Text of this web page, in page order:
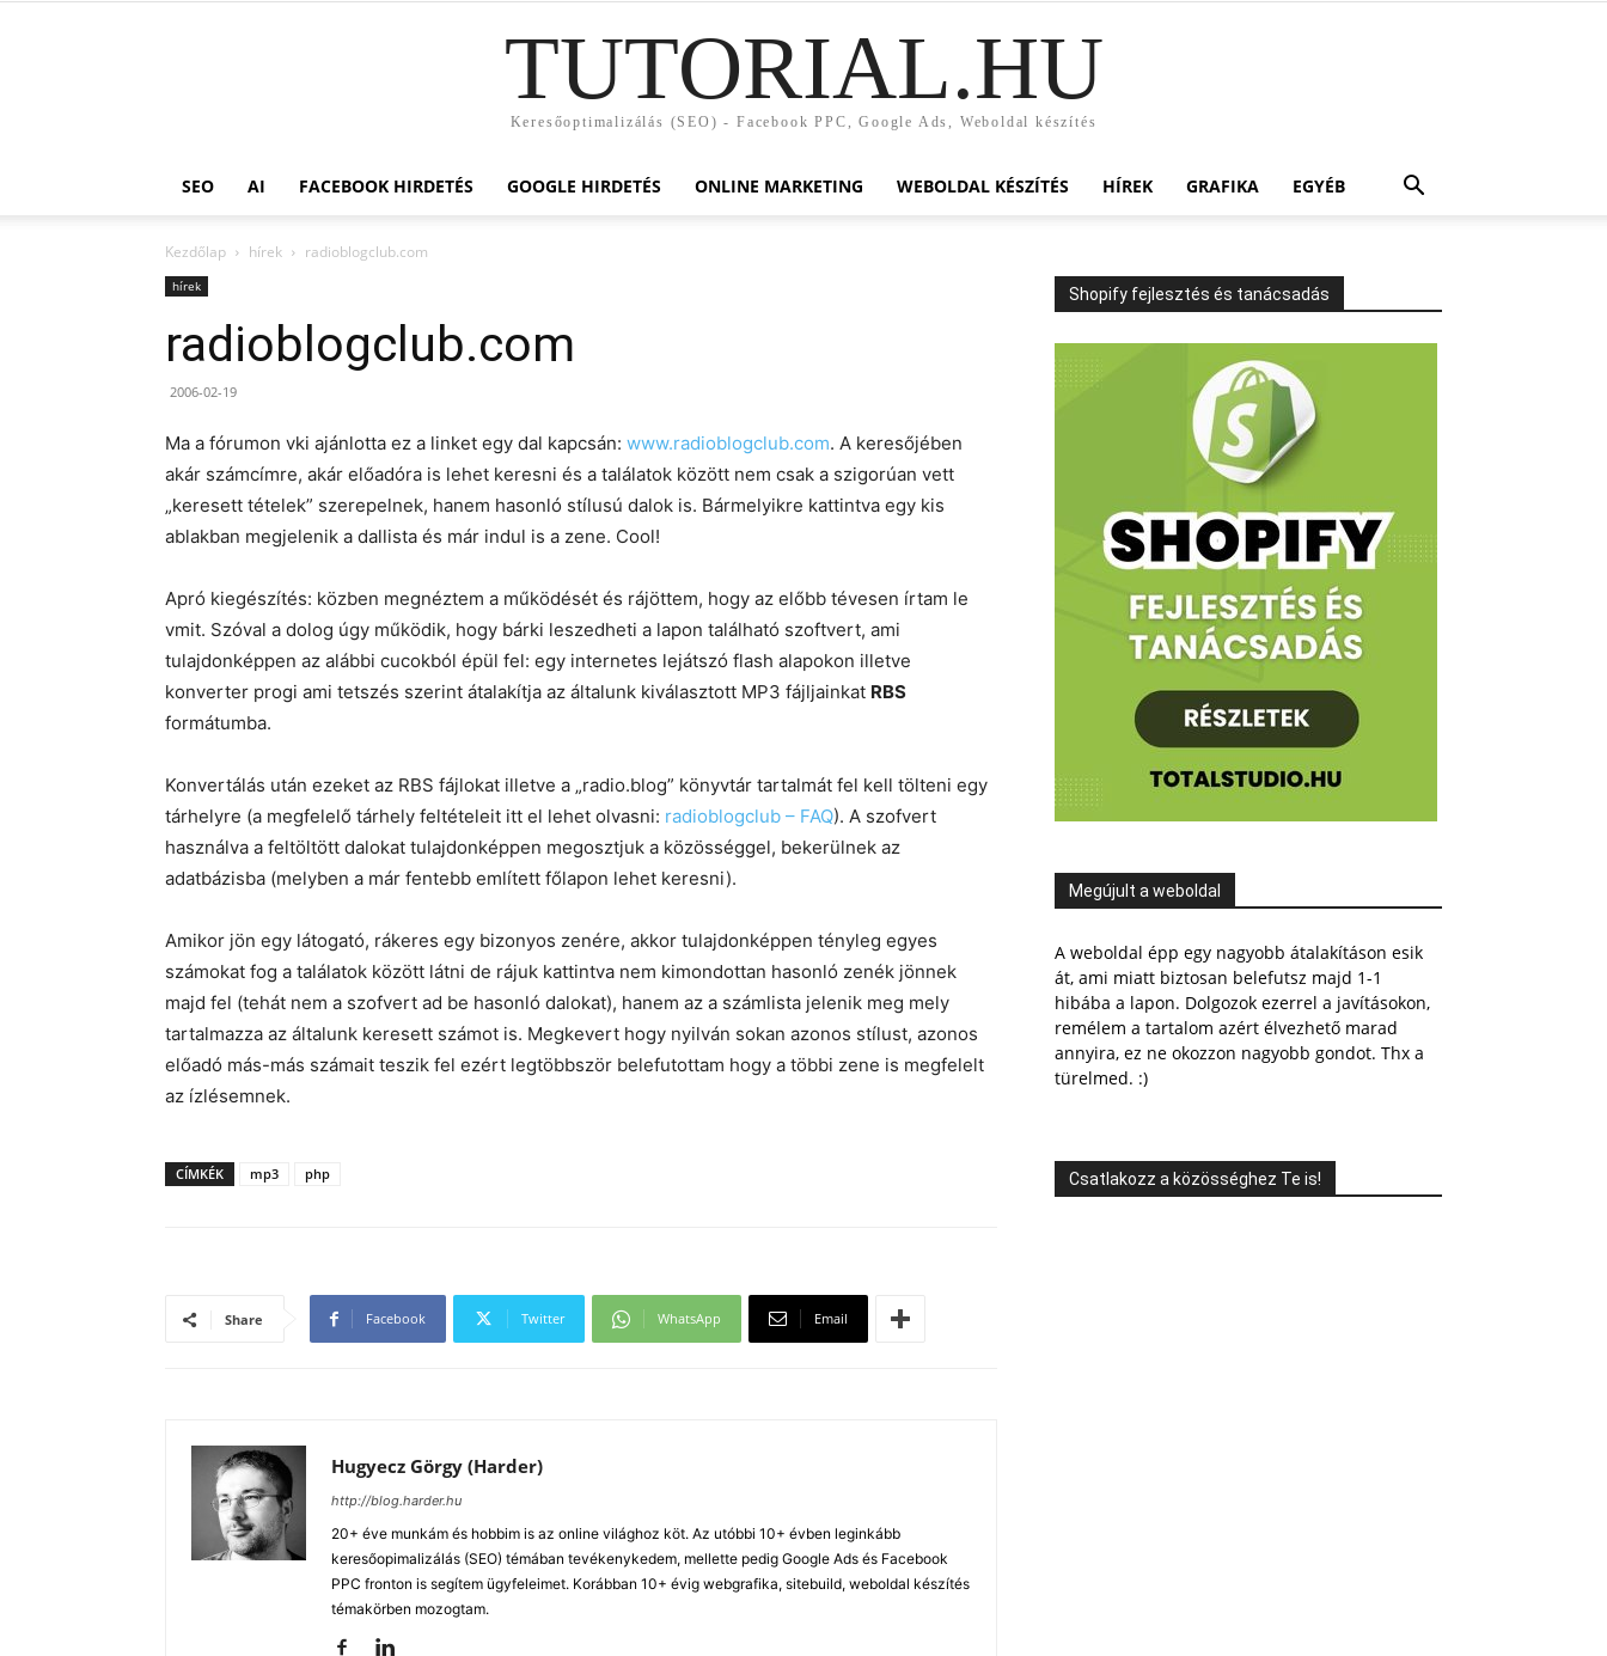
TUTORIAL.HU
Keresőoptimalizálás (SEO) - Facebook PPC, Google Ads, Weboldal készítés
SEO AI FACEBOOK HIRDETÉS GOOGLE HIRDETÉS ONLINE MARKETING WEBOLDAL KÉSZÍTÉS HÍREK GRAFIKA EGYÉB
Kezdőlap hírek radioblogclub.com
hírek
radioblogclub.com
2006-02-19
Ma a fórumon vki ajánlotta ez a linket egy dal kapcsán: www.radioblogclub.com. A keresőjében
akár számcímre, akár előadóra is lehet keresni és a találatok között nem csak a szigorúan vett
„keresett tételek” szerepelnek, hanem hasonló stílusú dalok is. Bármelyikre kattintva egy kis
ablakban megjelenik a dallista és már indul is a zene. Cool!
Apró kiegészítés: közben megnéztem a működését és rájöttem, hogy az előbb tévesen írtam le
vmit. Szóval a dolog úgy működik, hogy bárki leszedheti a lapon található szoftvert, ami
tulajdonképpen az alábbi cucokból épül fel: egy internetes lejátszó flash alapokon illetve
konverter progi ami tetszés szerint átalakítja az általunk kiválasztott MP3 fájljainkat RBS
formátumba.
Konvertálás után ezeket az RBS fájlokat illetve a „radio.blog” könyvtár tartalmát fel kell tölteni egy
tárhelyre (a megfelelő tárhely feltételeit itt el lehet olvasni: radioblogclub – FAQ). A szofvert
használva a feltöltött dalokat tulajdonképpen megosztjuk a közösséggel, bekerülnek az
adatbázisba (melyben a már fentebb említett főlapon lehet keresni).
Amikor jön egy látogató, rákeres egy bizonyos zenére, akkor tulajdonképpen tényleg egyes
számokat fog a találatok között látni de rájuk kattintva nem kimondottan hasonló zenék jönnek
majd fel (tehát nem a szofvert ad be hasonló dalokat), hanem az a számlista jelenik meg mely
tartalmazza az általunk keresett számot is. Megkevert hogy nyilván sokan azonos stílust, azonos
előadó más-más számait teszik fel ezért legtöbbször belefutottam hogy a többi zene is megfelelt
az ízlésemnek.
CÍMKÉK mp3 php
Share Facebook Twitter WhatsApp Email
Hugyecz Görgy (Harder)
http://blog.harder.hu
20+ éve munkám és hobbim is az online világhoz köt. Az utóbbi 10+ évben leginkább
keresőopimalizálás (SEO) témában tevékenykedem, mellette pedig Google Ads és Facebook
PPC fronton is segítem ügyfeleimet. Korábban 10+ évig webgrafika, sitebuild, weboldal készítés
témakörben mozogtam.
Shopify fejlesztés és tanácsadás
Megújult a weboldal
A weboldal épp egy nagyobb átalakításon esik
át, ami miatt biztosan belefutsz majd 1-1
hibába a lapon. Dolgozok ezerrel a javításokon,
remélem a tartalom azért élvezhető marad
annyira, ez ne okozzon nagyobb gondot. Thx a
türelmed. :)
Csatlakozz a közösséghez Te is!